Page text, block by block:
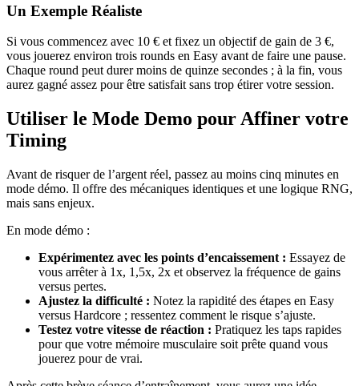
Un Exemple Réaliste
Si vous commencez avec 10 € et fixez un objectif de gain de 3 €,
vous jouerez environ trois rounds en Easy avant de faire une pause.
Chaque round peut durer moins de quinze secondes ; à la fin, vous
aurez gagné assez pour être satisfait sans trop étirer votre session.
Utiliser le Mode Demo pour Affiner votre
Timing
Avant de risquer de l’argent réel, passez au moins cinq minutes en
mode démo. Il offre des mécaniques identiques et une logique RNG,
mais sans enjeux.
En mode démo :
Expérimentez avec les points d’encaissement : Essayez de
vous arrêter à 1x, 1,5x, 2x et observez la fréquence de gains
versus pertes.
Ajustez la difficulté : Notez la rapidité des étapes en Easy
versus Hardcore ; ressentez comment le risque s’ajuste.
Testez votre vitesse de réaction : Pratiquez les taps rapides
pour que votre mémoire musculaire soit prête quand vous
jouerez pour de vrai.